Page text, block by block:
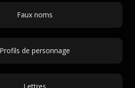
Faux noms
Profils de personnage